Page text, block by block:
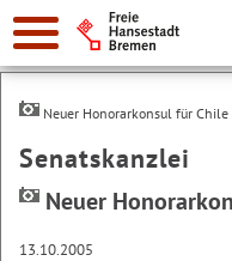
Suche:
Neuer Honorarkonsul für
Senatskanzlei
Neuer
13.10.2005